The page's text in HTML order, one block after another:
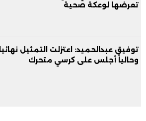
تعرضها لوعكة صحية
توفيق عبدالحميد: اعتزلت التمثيل نهائيا
وحالياً أجلس على كرسي متحرك